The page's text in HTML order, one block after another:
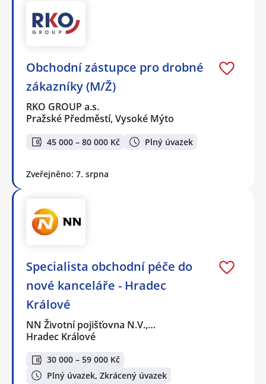
Obchodní zástupce pro drobné
zákazníky (M/Ž)
RKO GROUP a.s.
Pražské Předměstí, Vysoké Mýto
45 000 – 80 000 Kč Plný úvazek
Zveřejněno: 7. srpna
Specialista obchodní péče do
nové kanceláře - Hradec
Králové
NN Životní pojišťovna N.V.,…
Hradec Králové
30 000 – 59 000 Kč
Plný úvazek, Zkrácený úvazek